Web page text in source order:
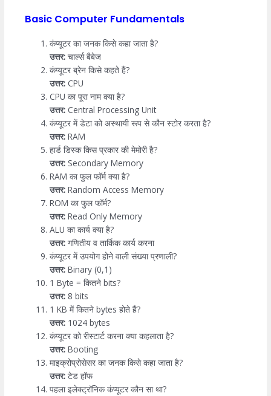
Basic Computer Fundamentals
कंप्यूटर का जनक किसे कहा जाता है?
उत्तर: चार्ल्स बैबेज
कंप्यूटर ब्रेन किसे कहते हैं?
उत्तर: CPU
CPU का पूरा नाम क्या है?
उत्तर: Central Processing Unit
कंप्यूटर में डेटा को अस्थायी रूप से कौन स्टोर करता है?
उत्तर: RAM
हार्ड डिस्क किस प्रकार की मेमोरी है?
उत्तर: Secondary Memory
RAM का फुल फॉर्म क्या है?
उत्तर: Random Access Memory
ROM का फुल फॉर्म?
उत्तर: Read Only Memory
ALU का कार्य क्या है?
उत्तर: गणितीय व तार्किक कार्य करना
कंप्यूटर में उपयोग होने वाली संख्या प्रणाली?
उत्तर: Binary (0,1)
1 Byte = कितने bits?
उत्तर: 8 bits
1 KB में कितने bytes होते हैं?
उत्तर: 1024 bytes
कंप्यूटर को रीस्टार्ट करना क्या कहलाता है?
उत्तर: Booting
माइक्रोप्रोसेसर का जनक किसे कहा जाता है?
उत्तर: टेड हॉफ
पहला इलेक्ट्रॉनिक कंप्यूटर कौन सा था?